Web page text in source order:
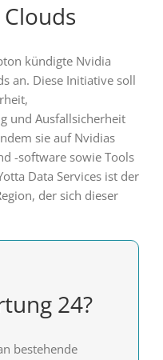
kündigte Nvidia
an. Diese Initiative soll
und Ausfallsicherheit
sie auf Nvidias
-software sowie Tools
Data Services ist der
der sich dieser
24?
bestehende